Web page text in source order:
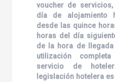
voucher de
día de alojamiento
desde las quince
horas del día
de la hora de
utilización
servicio de
legislación hotelera